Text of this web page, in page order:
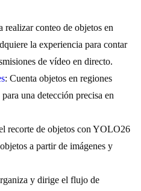
realizar conteo de objetos en
la experiencia para contar
de vídeo en directo.
: Cuenta objetos en regiones
una detección precisa en
recorte de objetos con YOLO26
a partir de imágenes y
y dirige el flujo de